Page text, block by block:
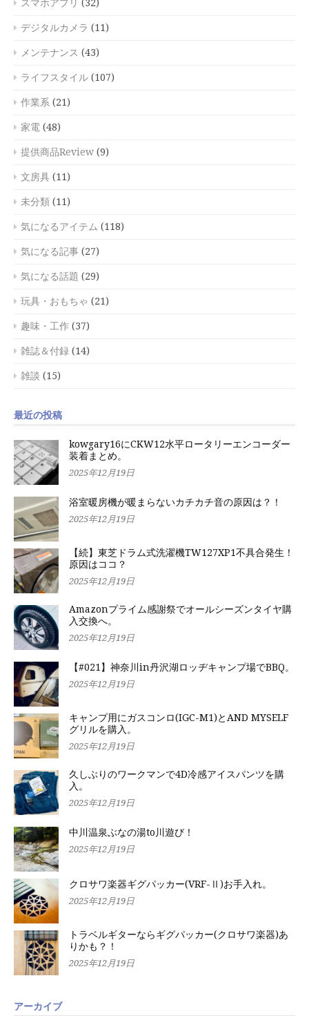
スマホアプリ (32)
デジタルカメラ (11)
メンテナンス (43)
ライフスタイル (107)
作業系 (21)
家電 (48)
提供商品Review (9)
文房具 (11)
未分類 (11)
気になるアイテム (118)
気になる記事 (27)
気になる話題 (29)
玩具・おもちゃ (21)
趣味・工作 (37)
雑誌＆付録 (14)
雑談 (15)
最近の投稿
kowgary16にCKW12水平ロータリーエンコーダー
装着まとめ。
2025年12月19日
浴室暖房機が暖まらないカチカチ音の原因は？！
2025年12月19日
【続】東芝ドラム式洗濯機TW127XP1不具合発生！
原因はココ？
2025年12月19日
Amazonプライム感謝祭でオールシーズンタイヤ購
入交換へ。
2025年12月19日
【#021】神奈川in丹沢湖ロッヂキャンプ場でBBQ。
2025年12月19日
キャンプ用にガスコンロ(IGC-M1)とAND MYSELF
グリルを購入。
2025年12月19日
久しぶりのワークマンで4D冷感アイスパンツを購
入。
2025年12月19日
中川温泉ぶなの湯to川遊び！
2025年12月19日
クロサワ楽器ギグパッカー(VRF-Ⅱ)お手入れ。
2025年12月19日
トラベルギターならギグパッカー(クロサワ楽器)あ
りかも？！
2025年12月19日
アーカイブ